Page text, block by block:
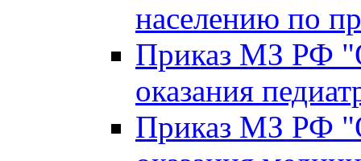
населению по
Приказ МЗ РФ
оказания
Приказ МЗ РФ